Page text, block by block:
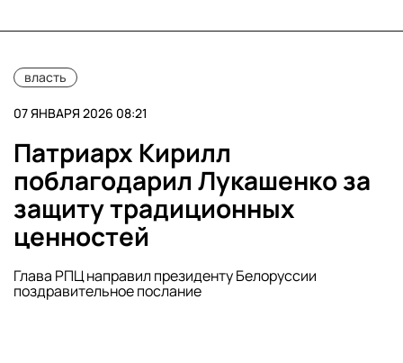
власть
07 ЯНВАРЯ 2026 08:21
Патриарх Кирилл
поблагодарил Лукашенко за
защиту традиционных
ценностей
Глава РПЦ направил президенту Белоруссии
поздравительное послание